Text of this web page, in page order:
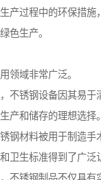
产过程中的环保措施
色生产。
领域非常广泛。
不锈钢设备因其易于
产和储存的理想选择。
钢材料被用于制造手
卫生标准得到了广泛